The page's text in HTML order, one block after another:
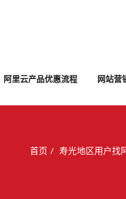
阿里云产品优惠流程 网站营
首页 寿光地区用户找